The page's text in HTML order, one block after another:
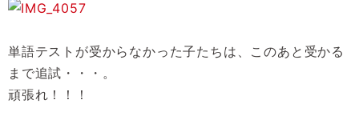
単語テストが受からなかった子たちは、このあと受かる
まで追試・・・。
頑張れ！！！